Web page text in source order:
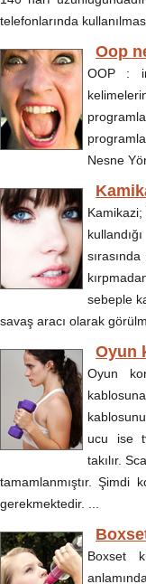
telefonlarında
Oop
OOP :
Nesne
Kamikazi;
sebeple
savaş aracı olarak
Oyun
Oyun
ucu ise
takılır.
tamamlanmıştır. Şimdi
gerekmektedir. ...
Boxset